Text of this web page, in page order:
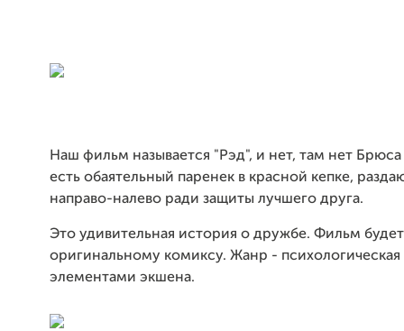
Наш фильм называется "Рэд", и нет, там нет
есть обаятельный паренек в красной кепке,
направо-налево ради защиты лучшего друга.
Это удивительная история о дружбе. Фильм
оригинальному комиксу. Жанр -
элементами экшена.